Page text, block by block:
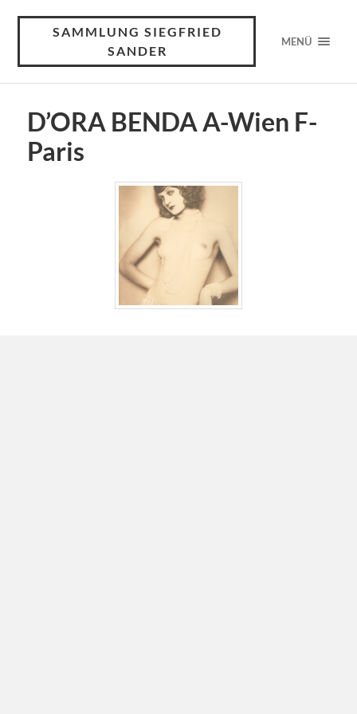
SAMMLUNG SIEGFRIED
SANDER
MENÜ
D’ORA BENDA A-Wien F-
Paris